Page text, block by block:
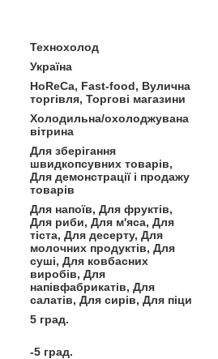
Технохолод
Україна
HoReCa, Fast-food, Вулична
торгівля, Торгові магазини
Холодильна/охолоджувана
вітрина
Для зберігання
швидкопсувних товарів,
Для демонстрації і продажу
товарів
Для напоїв, Для фруктів,
Для риби, Для м'яса, Для
тіста, Для десерту, Для
молочних продуктів, Для
суші, Для ковбасних
виробів, Для
напівфабрикатів, Для
салатів, Для сирів, Для піци
5 град.
-5 град.